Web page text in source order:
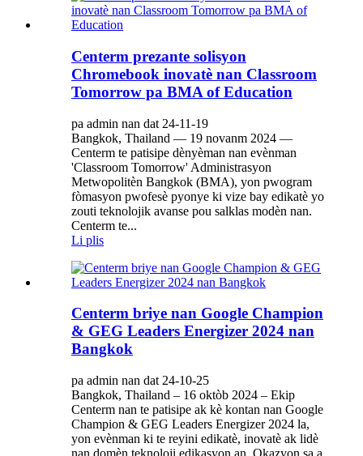
Centerm prezante solisyon
Chromebook inovatè nan Classroom
Tomorrow pa BMA of Education
pa admin nan dat 24-11-19
Bangkok, Thailand — 19 novanm 2024 —
Centerm te patisipe dènyèman nan evènman
'Classroom Tomorrow' Administrasyon
Metwopolitèn Bangkok (BMA), yon pwogram
fòmasyon pwofesè pyonye ki vize bay edikatè yo
zouti teknolojik avanse pou salklas modèn nan.
Centerm te...
Li plis
Centerm briye nan Google Champion
& GEG Leaders Energizer 2024 nan
Bangkok
pa admin nan dat 24-10-25
Bangkok, Thailand – 16 oktòb 2024 – Ekip
Centerm nan te patisipe ak kè kontan nan Google
Champion & GEG Leaders Energizer 2024 la,
yon evènman ki te reyini edikatè, inovatè ak lidè